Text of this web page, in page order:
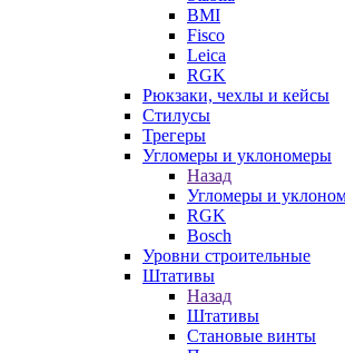
BMI
Fisco
Leica
RGK
Рюкзаки, чехлы и кейсы
Стилусы
Трегеры
Угломеры и уклономеры
Назад
Угломеры и
RGK
Bosch
Уровни строительные
Штативы
Назад
Штативы
Становые винты